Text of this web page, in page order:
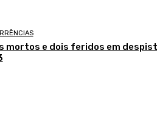
mortos e dois feridos em